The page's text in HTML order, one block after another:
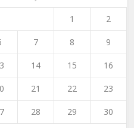
1 2
7 8 9
14 15 16
21 22 23
28 29 30